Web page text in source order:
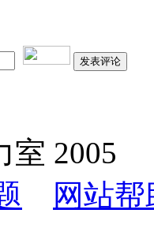
发表评论
力室
网站帮